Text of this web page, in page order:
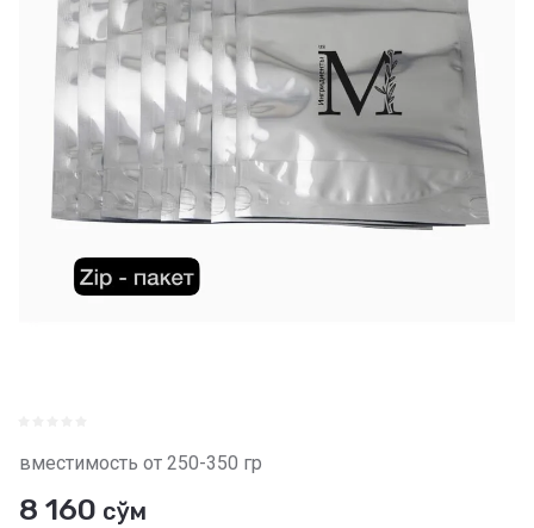
вместимость от 250-350 гр
8 160 сўм